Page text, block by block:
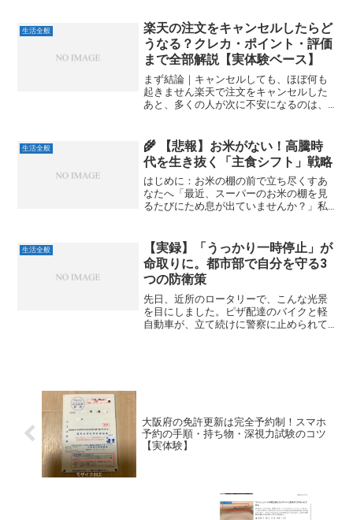
転車の罰則・交通法規や「ヒヤリ体験」
も解説。賢く安全な移動手段を選び、節
約と健康を両立させましょう。
生活全般
楽天の注文をキャンセルしたらど
うなる？クレカ・ポイント・評価
まで全部解説【実体験ベース】
まず結論｜キャンセルしても、ほぼ何も
起きません楽天で注文をキャンセルした
あと、多くの人が次に不安になるのは、
ントは戻ってくる？ ショップに悪い印象
は残らない？ 何度...
生活全般
🌾 【悲報】お米がない！高騰時
代を生き抜く「主食シフト」戦略
はじめに：お米の棚の前で立ち尽くすあ
なたへ「最近、スーパーのお米の棚を見
るたびにため息が出ていませんか？」私
のばかりという状況に直面しました。全
国的な品薄と値上がり...
生活全般
【実録】「うっかり一時停止」が
命取りに。都市部で自分を守る3
つの防衛策
先日、近所のロータリーで、こんな光景
を目にしました。ピザ配達のバイクと軽
自動車が、立て続けに警察に止められて
大阪府の免許更新は完全予約制！スマホ
予約の手順・持ち物・深視力試験のコツ
【実体験】